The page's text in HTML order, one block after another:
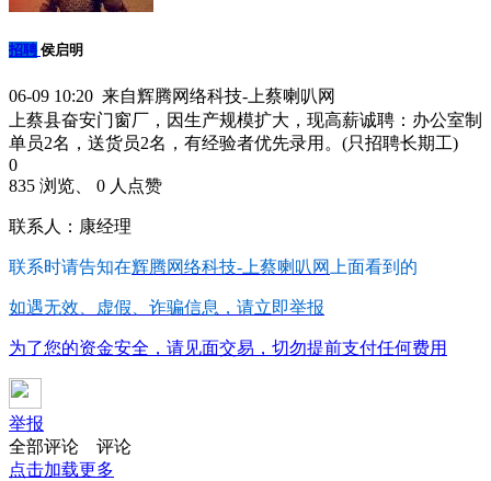
招聘 侯启明
06-09 10:20 来自辉腾网络科技-上蔡喇叭网
上蔡县奋安门窗厂，因生产规模扩大，现高薪诚聘：办公室制
单员2名，送货员2名，有经验者优先录用。(只招聘长期工)
0
835 浏览、 0 人点赞
联系人：康经理
联系时请告知在辉腾网络科技-上蔡喇叭网 上面看到的
如遇无效、虚假、诈骗信息，请立即举报
为了您的资金安全，请见面交易，切勿提前支付任何费用
举报
全部评论
评论
点击加载更多